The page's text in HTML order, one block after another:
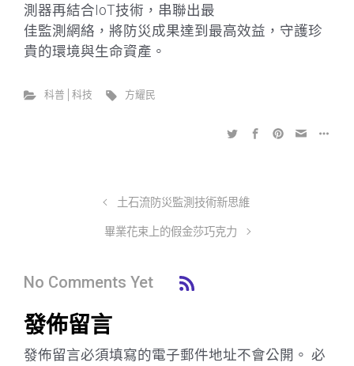
測器再結合IoT技術，串聯出最
佳監測網絡，將防災成果達到最高效益，守護珍
貴的環境與生命資產。
科普│科技 方耀民
土石流防災監測技術新思維
畢業花束上的假金莎巧克力
No Comments Yet
發佈留言
發佈留言必須填寫的電子郵件地址不會公開。 必